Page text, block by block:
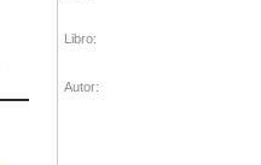
Libro:
Autor: